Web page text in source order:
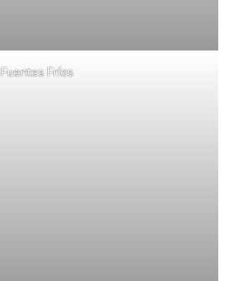
Fuentes Frías